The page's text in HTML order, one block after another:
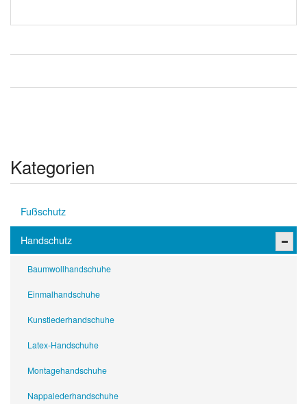
Kategorien
Fußschutz
Handschutz
Baumwollhandschuhe
Einmalhandschuhe
Kunstlederhandschuhe
Latex-Handschuhe
Montagehandschuhe
Nappalederhandschuhe